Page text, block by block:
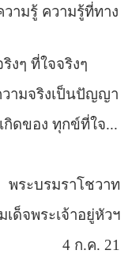
ามรู้ ความรู้ที่ทาง
งๆ ที่ใจจริงๆ
วามจริงเป็นปัญญา
กิดของ ทุกข์ที่ใจ...
พระบรมราโชวาท
ด็จพระเจ้าอยู่หัวฯ
4 ก.ค. 21